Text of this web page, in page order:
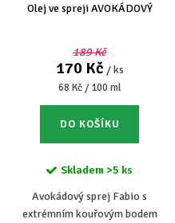
Olej ve spreji AVOKÁDOVÝ
189 Kč
170 Kč / ks
Měrná
cena:
68 Kč / 100 ml
DO KOŠÍKU
Skladem >5 ks
Avokádový sprej Fabio s
extrémním kouřovým bodem